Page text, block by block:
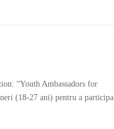
“Youth Ambassadors for
(18-27 ani) pentru a participa